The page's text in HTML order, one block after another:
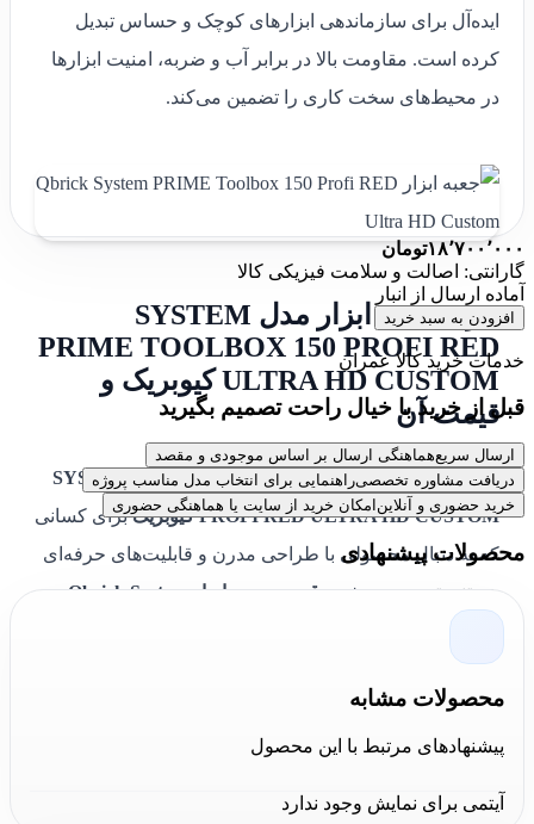
ایده‌آل برای سازماندهی ابزارهای کوچک و حساس تبدیل
کرده است. مقاومت بالا در برابر آب و ضربه، امنیت ابزارها
در محیط‌های سخت کاری را تضمین می‌کند.
خرید جعبه ابزار مدل SYSTEM
PRIME TOOLBOX 150 PROFI RED
ULTRA HD CUSTOM کیوبریک و
قیمت آن
خرید جعبه ابزار مدل SYSTEM PRIME TOOLBOX 150
PROFI RED ULTRA HD CUSTOM کیوبریک
برای کسانی
که به دنبال محصولی با طراحی مدرن و قابلیت‌های حرفه‌ای
هستند، توصیه می‌شود.
قیمت جعبه ابزار Qbrick System
PRIME Toolbox 150 Profi RED Ultra HD Custom
توجه به کیفیت مواد اولیه، طراحی مقاوم و امکانات
تقسیم‌بندی داخلی، بسیار اقتصادی است. این جعبه ابزار
کیوبریک / QBRICK
با ظرفیت مناسب، بدنه ضد آب و رنگ
۱۸٬۷۰۰٬۰۰۰تومان
گارانتی: اصالت و سلامت فیزیکی کالا
آماده ارسال از انبار
افزودن به سبد خرید
خدمات خرید کالا عمران
قبل از خرید با خیال راحت تصمیم بگیرید
ارسال سریعهماهنگی ارسال بر اساس موجودی و مقصد
دریافت مشاوره تخصصیراهنمایی برای انتخاب مدل مناسب پروژه
خرید حضوری و آنلاین امکان خرید از سایت یا هماهنگی حضوری
محصولات پیشنهادی
محصولات مشابه
پیشنهادهای مرتبط با این محصول
آیتمی برای نمایش وجود ندارد